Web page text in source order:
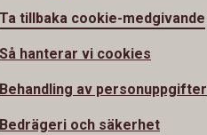
Ta tillbaka cookie-medgivande
Så hanterar vi cookies
Behandling av personuppgifter
Bedrägeri och säkerhet